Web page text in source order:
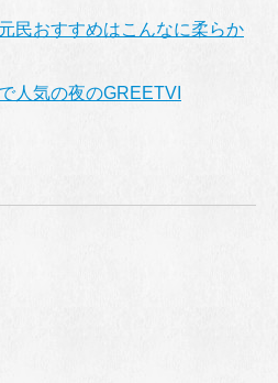
民おすすめはこんなに柔らか
人気の夜のGREETVI